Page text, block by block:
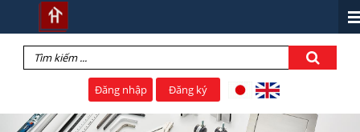
Đăng nhập Đăng ký